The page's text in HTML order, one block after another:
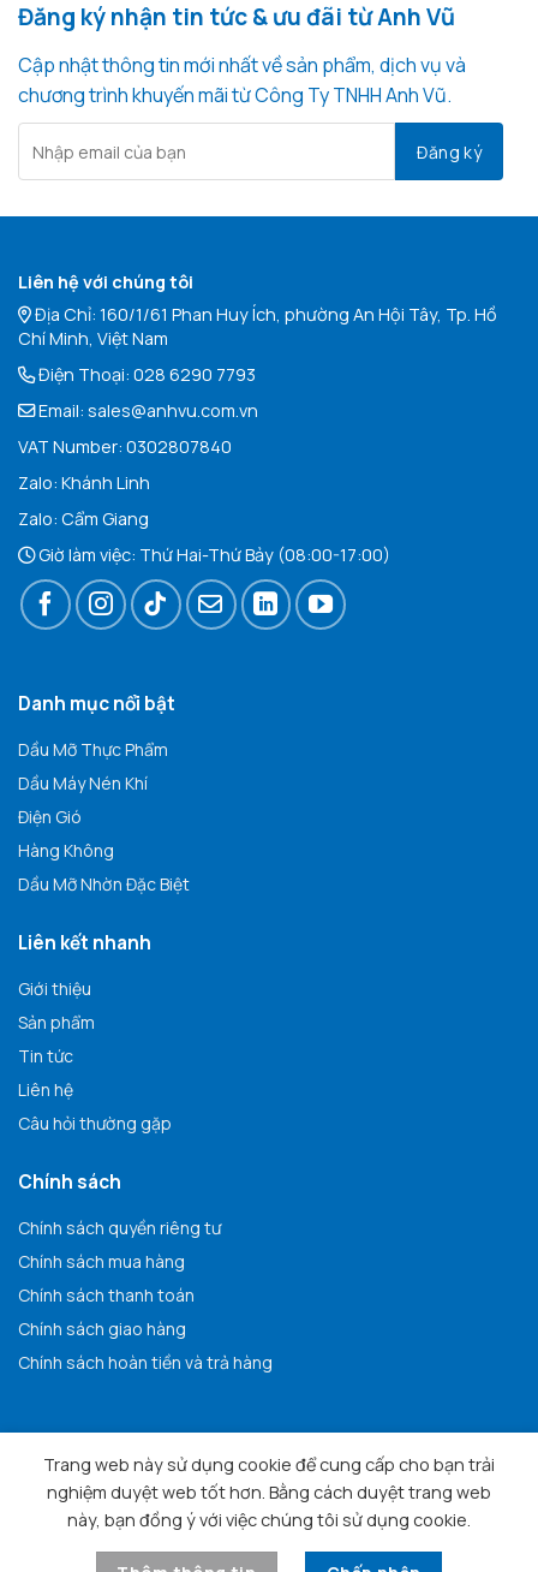
Đăng ký nhận tin tức & ưu đãi từ Anh Vũ
Cập nhật thông tin mới nhất về sản phẩm, dịch vụ và
chương trình khuyến mãi từ Công Ty TNHH Anh Vũ.
Liên hệ với chúng tôi
Địa Chỉ: 160/1/61 Phan Huy Ích, phường An Hội Tây, Tp. Hồ
Chí Minh, Việt Nam
Điện Thoại: 028 6290 7793
Email: sales@anhvu.com.vn
VAT Number: 0302807840
Zalo: Khánh Linh
Zalo: Cẩm Giang
Giờ làm việc: Thứ Hai-Thứ Bảy (08:00-17:00)
Danh mục nổi bật
Dầu Mỡ Thực Phẩm
Dầu Máy Nén Khí
Điện Gió
Hàng Không
Dầu Mỡ Nhờn Đặc Biệt
Liên kết nhanh
Giới thiệu
Sản phẩm
Tin tức
Liên hệ
Câu hỏi thường gặp
Chính sách
Chính sách quyền riêng tư
Chính sách mua hàng
Chính sách thanh toán
Chính sách giao hàng
Chính sách hoàn tiền và trả hàng
Copyright 2025 © Anh Vu Company Limited. All rights
reserved
Trang web này sử dụng cookie để cung cấp cho bạn trải
nghiệm duyệt web tốt hơn. Bằng cách duyệt trang web
này, bạn đồng ý với việc chúng tôi sử dụng cookie.